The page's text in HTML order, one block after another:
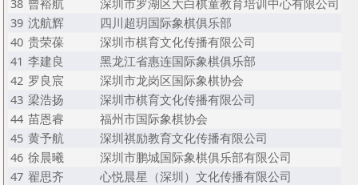
38 曾裕航
深圳市罗湖区大白棋童教育培训中心有限公司
39 沈航辉
四川超玥国际象棋俱乐部
40 贵荣葆
深圳市棋育文化传播有限公司
41 李建良
黑龙江省惠连国际象棋俱乐部
42 罗良宸
深圳市龙岗区国际象棋协会
43 梁浩扬
深圳市棋育文化传播有限公司
44 苗恩睿
福州市国际象棋协会
45 黄予航
深圳祺励教育文化传播有限公司
46 徐晨曦
深圳市鹏城国际象棋俱乐部有限公司
47 翟思齐
心悦晨星（深圳）文化传播有限公司